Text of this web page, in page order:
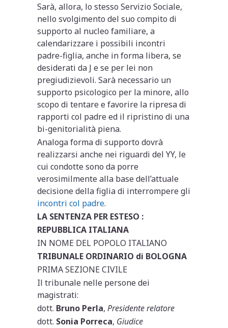
Sarà, allora, lo stesso Servizio Sociale,
nello svolgimento del suo compito di
supporto al nucleo familiare, a
calendarizzare i possibili incontri
padre-figlia, anche in forma libera, se
desiderati da J e se per lei non
pregiudizievoli. Sarà necessario un
supporto psicologico per la minore, allo
scopo di tentare e favorire la ripresa di
rapporti col padre ed il ripristino di una
bi-genitorialità piena.
Analoga forma di supporto dovrà
realizzarsi anche nei riguardi del YY, le
cui condotte sono da porre
verosimilmente alla base dell’attuale
decisione della figlia di interrompere gli
incontri col padre.
LA SENTENZA PER ESTESO :
REPUBBLICA ITALIANA
IN NOME DEL POPOLO ITALIANO
TRIBUNALE ORDINARIO di BOLOGNA
PRIMA SEZIONE CIVILE
Il tribunale nelle persone dei
magistrati:
dott. Bruno Perla,Presidente relatore
dott. Sonia Porreca, Giudice